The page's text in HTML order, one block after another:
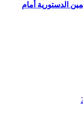
الدستورية أمام